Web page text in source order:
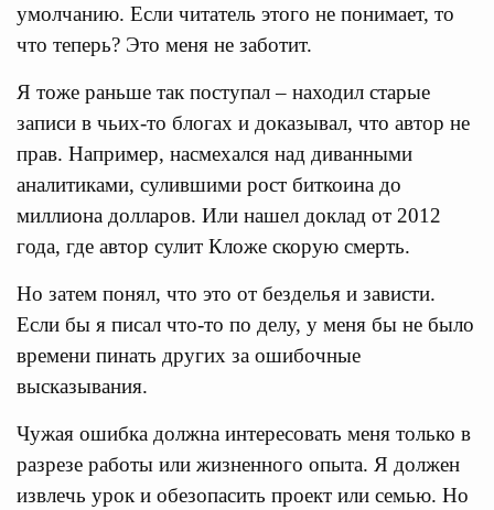
умолчанию. Если читатель этого не понимает, то
что теперь? Это меня не заботит.
Я тоже раньше так поступал – находил старые
записи в чьих-то блогах и доказывал, что автор не
прав. Например, насмехался над диванными
аналитиками, сулившими рост биткоина до
миллиона долларов. Или нашел доклад от 2012
года, где автор сулит Кложе скорую смерть.
Но затем понял, что это от безделья и зависти.
Если бы я писал что-то по делу, у меня бы не было
времени пинать других за ошибочные
высказывания.
Чужая ошибка должна интересовать меня только в
разрезе работы или жизненного опыта. Я должен
извлечь урок и обезопасить проект или семью. Но